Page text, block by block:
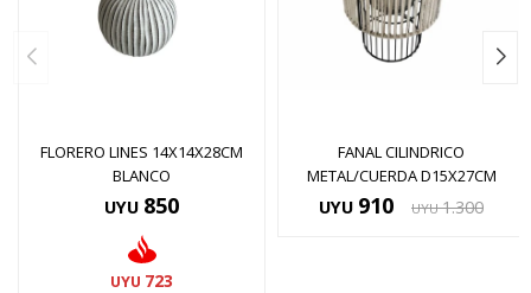
FLORERO LINES 14X14X28CM
BLANCO
UYU 850
UYU 723
FANAL CILINDRICO
METAL/CUERDA D15X27CM
UYU 910 UYU 1.300